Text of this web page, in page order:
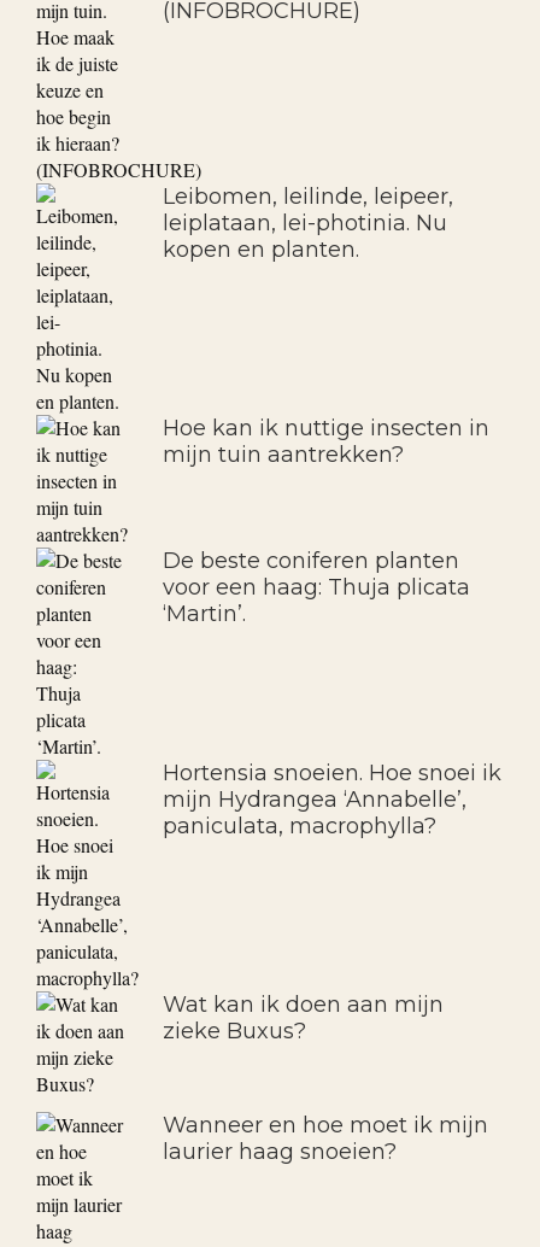
(INFOBROCHURE)
Leibomen, leilinde, leipeer,
leiplataan, lei-photinia. Nu
kopen en planten.
Hoe kan ik nuttige insecten in
mijn tuin aantrekken?
De beste coniferen planten
voor een haag: Thuja plicata
‘Martin’.
Hortensia snoeien. Hoe snoei ik
mijn Hydrangea ‘Annabelle’,
paniculata, macrophylla?
Wat kan ik doen aan mijn
zieke Buxus?
Wanneer en hoe moet ik mijn
laurier haag snoeien?